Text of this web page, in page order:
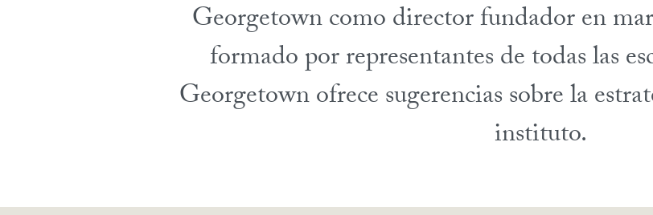
Georgetown como director fundador en
formado por representantes de todas las
Georgetown ofrece sugerencias sobre la
instituto.